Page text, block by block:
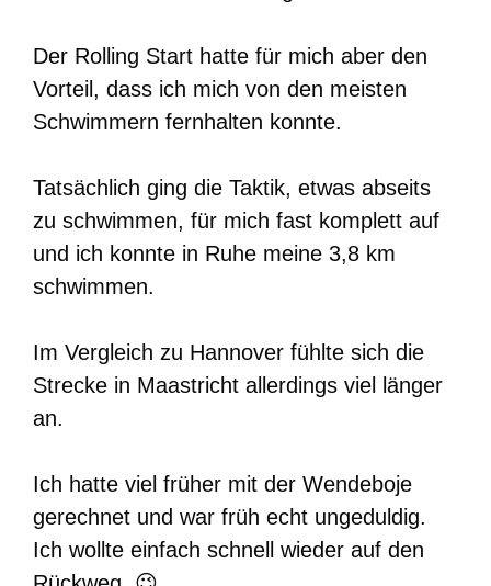
Der Rolling Start hatte für mich aber den
Vorteil, dass ich mich von den meisten
Schwimmern fernhalten konnte.
Tatsächlich ging die Taktik, etwas abseits
zu schwimmen, für mich fast komplett auf
und ich konnte in Ruhe meine 3,8 km
schwimmen.
Im Vergleich zu Hannover fühlte sich die
Strecke in Maastricht allerdings viel länger
an.
Ich hatte viel früher mit der Wendeboje
gerechnet und war früh echt ungeduldig.
Ich wollte einfach schnell wieder auf den